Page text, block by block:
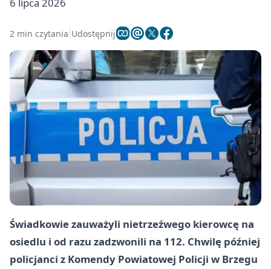
2 min czytania Udostępnij
Świadkowie zauważyli nietrzeźwego kierowcę na
osiedlu i od razu zadzwonili na 112. Chwilę później
policjanci z Komendy Powiatowej Policji w Brzegu